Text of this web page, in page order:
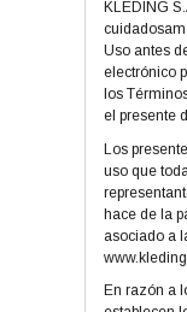
KLEDING
Uso antes
electrónico
los
el presente
Los
uso que
hace de la
asociado a
En razón a